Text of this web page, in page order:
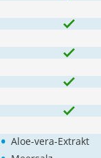
• Aloe-vera-Extrakt